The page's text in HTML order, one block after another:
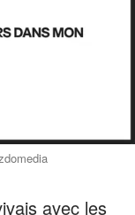
avec les